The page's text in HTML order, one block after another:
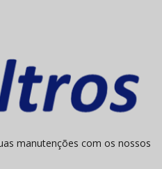
manutenções com os nossos